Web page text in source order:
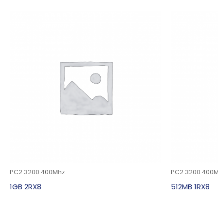
PC2 3200 400Mhz
1GB 2RX8
PC2 3200
512MB 1RX8